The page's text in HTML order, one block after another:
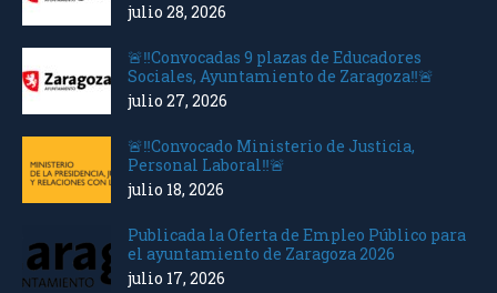
julio 28, 2026
🚨‼️Convocadas 9 plazas de Educadores
Sociales, Ayuntamiento de Zaragoza‼️🚨
julio 27, 2026
🚨‼️Convocado Ministerio de Justicia,
Personal Laboral‼️🚨
julio 18, 2026
Publicada la Oferta de Empleo Público para
el ayuntamiento de Zaragoza 2026
julio 17, 2026